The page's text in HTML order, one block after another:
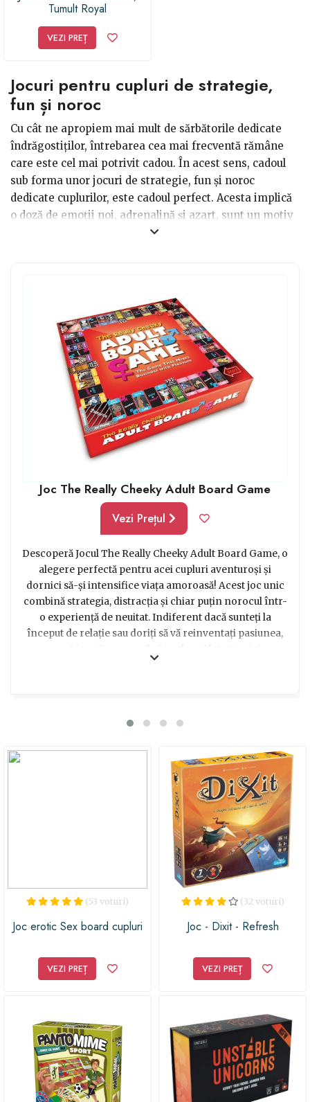
Tumult Royal
VEZI PREȚ
Jocuri pentru cupluri de strategie,
fun și noroc
Cu cât ne apropiem mai mult de sărbătorile dedicate
îndrăgostiților, întrebarea cea mai frecventă rămâne
care este cel mai potrivit cadou. În acest sens, cadoul
sub forma unor jocuri de strategie, fun și noroc
dedicate cuplurilor, este cadoul perfect. Acesta implică
o doză de emoții noi, adrenalină și azart, sunt un motiv
în plus de a petrece cât mai mult timp plăcut și util
pentru Valentines Day sau Dragobete, păstrând focul
relației tale.
Joc The Really Cheeky Adult Board Game
Vezi Prețul
Descoperă Jocul The Really Cheeky Adult Board Game, o
alegere perfectă pentru acei cupluri aventuroși și
dornici să-și intensifice viața amoroasă! Acest joc unic
combină strategia, distracția și chiar puțin norocul într-
o experiență de neuitat. Indiferent dacă sunteți la
început de relație sau doriți să vă reinventați pasiunea,
acest joc vă provoacă să explorați laturi noi și
și captivantă de a vă conecta la nivel emoțional și fizic.
voastre într-un mod sigur și confortabil, transformând
fiecare moment într-o aventură plină de surprize și
fantezii. Oferiți-vă și partenerului vostru o experiență
unică și aduceți un strop de pasiune în relația voastră cu
Jocul The Really Cheeky Adult Board Game!
(53 voturi)
Joc erotic Sex board cupluri
VEZI PREȚ
(32 voturi)
Joc - Dixit - Refresh
VEZI PREȚ